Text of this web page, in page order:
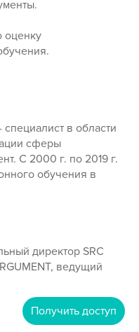
оценку
специалист в области
сферы
С 2000 г. по 2019 г.
обучения в
директор SRC
ведущий
Получить доступ